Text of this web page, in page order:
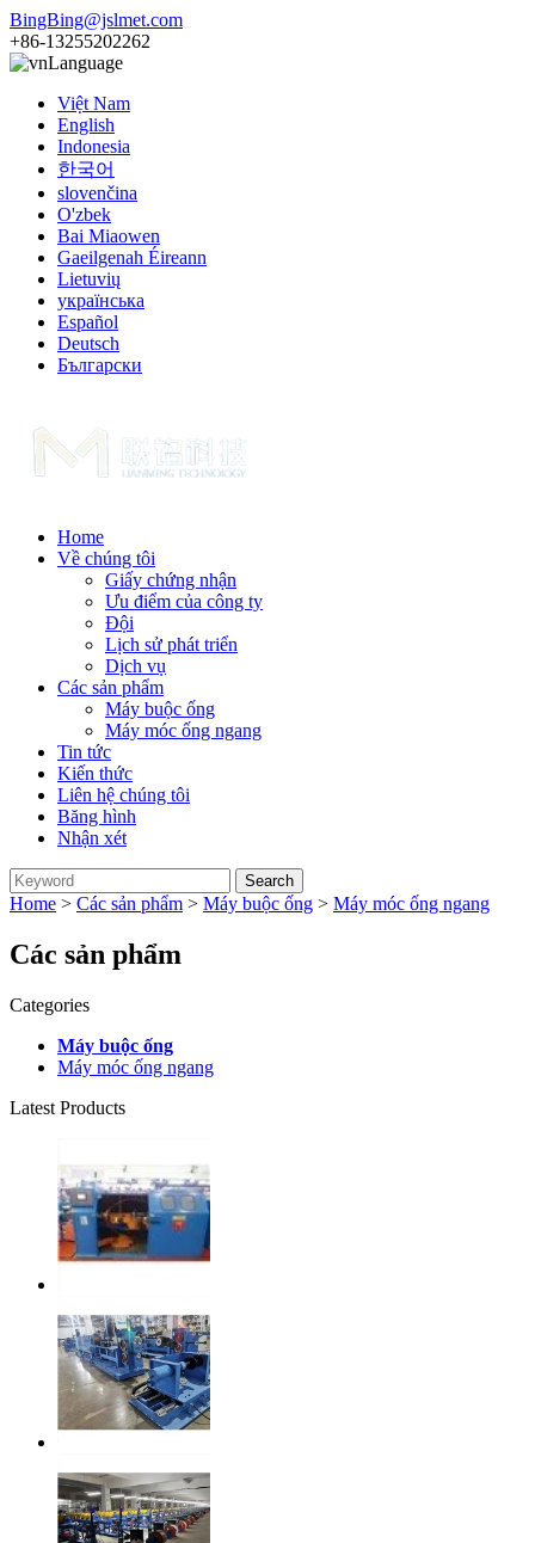
BingBing@jslmet.com
+86-13255202262
Language
Việt Nam
English
Indonesia
한국어
slovenčina
O'zbek
Bai Miaowen
Gaeilgenah Éireann
Lietuvių
українська
Español
Deutsch
Български
Home
Về chúng tôi
Giấy chứng nhận
Ưu điểm của công ty
Đội
Lịch sử phát triển
Dịch vụ
Các sản phẩm
Máy buộc ống
Máy móc ống ngang
Tin tức
Kiến thức
Liên hệ chúng tôi
Băng hình
Nhận xét
Home > Các sản phẩm > Máy buộc ống > Máy móc ống ngang
Các sản phẩm
Categories
Máy buộc ống
Máy móc ống ngang
Latest Products